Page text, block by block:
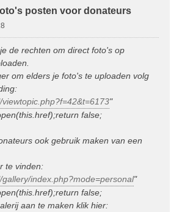
posten voor donateurs
de rechten om direct foto's op
om elders je foto's te uploaden volg
"
false;
ook gebruik maken van een
te vinden:
index.php?mode=personal"
false;
aan te maken klik hier: